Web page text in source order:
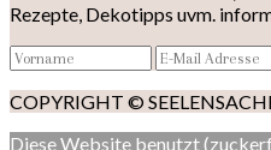
Rezepte, Dekotipps uvm.
COPYRIGHT ©
Diese Website benutzt